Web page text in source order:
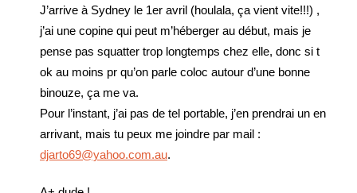
J’arrive à Sydney le 1er avril (houlala, ça vient vite!!!) ,
j’ai une copine qui peut m’héberger au début, mais je
pense pas squatter trop longtemps chez elle, donc si t
ok au moins pr qu’on parle coloc autour d’une bonne
binouze, ça me va.
Pour l’instant, j’ai pas de tel portable, j’en prendrai un en
arrivant, mais tu peux me joindre par mail :
djarto69@yahoo.com.au.